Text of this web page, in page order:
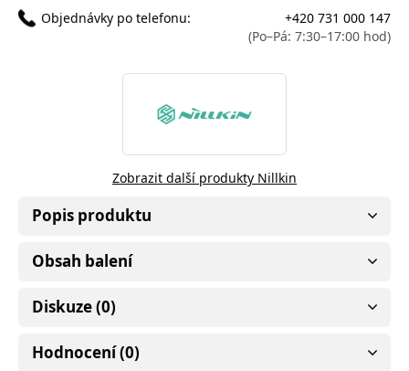
Objednávky po telefonu:
+420 731 000 147
(Po–Pá: 7:30–17:00 hod)
Zobrazit další produkty Nillkin
Popis produktu
Obsah balení
Diskuze (0)
Hodnocení (0)